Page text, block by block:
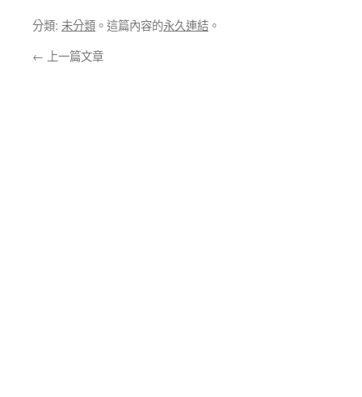
分類: 未分類 。這篇內容的永久連結 。
← 上一篇文章